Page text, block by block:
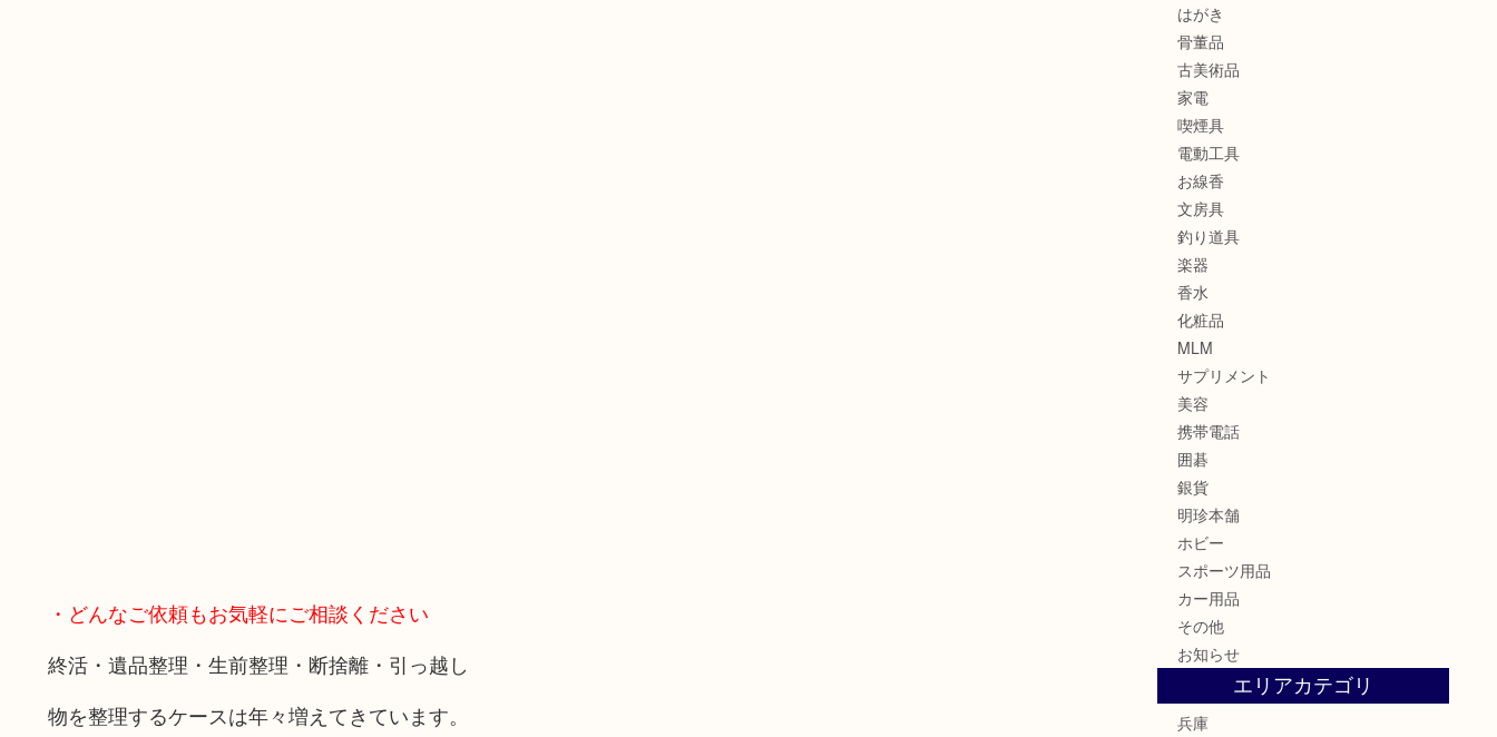
・どんなご依頼もお気軽にご相談ください
終活・遺品整理・生前整理・断捨離・引っ越し
物を整理するケースは年々増えてきています。
はがき
骨董品
古美術品
家電
喫煙具
電動工具
お線香
文房具
釣り道具
楽器
香水
化粧品
MLM
サプリメント
美容
携帯電話
囲碁
銀貨
明珍本舗
ホビー
スポーツ用品
カー用品
その他
お知らせ
エリアカテゴリ
兵庫